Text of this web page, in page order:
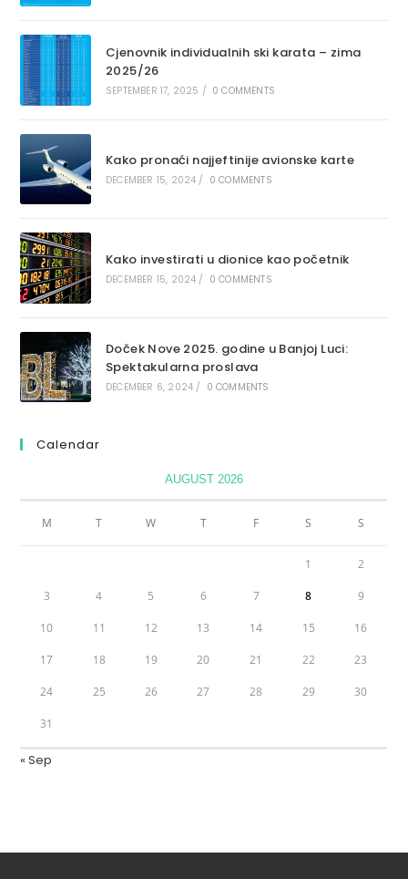
Cjenovnik individualnih ski karata – zima
2025/26
SEPTEMBER 17, 2025 / 0 COMMENTS
Kako pronaći najjeftinije avionske karte
DECEMBER 15, 2024 / 0 COMMENTS
Kako investirati u dionice kao početnik
DECEMBER 15, 2024 / 0 COMMENTS
Doček Nove 2025. godine u Banjoj Luci:
Spektakularna proslava
DECEMBER 6, 2024 / 0 COMMENTS
Calendar
AUGUST 2026
M T W T F S S
1 2
3 4 5 6 7 8 9
10 11 12 13 14 15 16
17 18 19 20 21 22 23
24 25 26 27 28 29 30
31
« Sep